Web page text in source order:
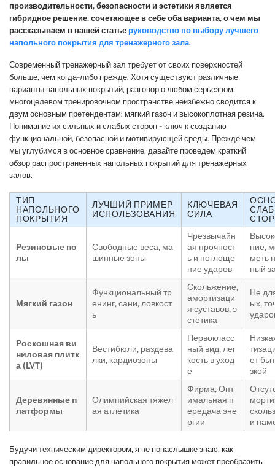
производительности, безопасности и эстетики является
гибридное решение, сочетающее в себе оба варианта, о чем мы
рассказываем в нашей статье руководство по выбору лучшего
напольного покрытия для тренажерного зала.
Современный тренажерный зал требует от своих поверхностей
больше, чем когда-либо прежде. Хотя существуют различные
варианты напольных покрытий, разговор о любом серьезном,
многоцелевом тренировочном пространстве неизбежно сводится к
двум основным претендентам: мягкий газон и высокоплотная резина.
Понимание их сильных и слабых сторон - ключ к созданию
функциональной, безопасной и мотивирующей среды. Прежде чем
мы углубимся в основное сравнение, давайте проведем краткий
обзор распространенных напольных покрытий для тренажерных
залов.
ТИП
НАПОЛЬНОГО
ПОКРЫТИЯ
ЛУЧШИЙ ПРИМЕР
ИСПОЛЬЗОВАНИЯ
КЛЮЧЕВАЯ
СИЛА
Резиновые по
лы
Свободные веса, ма
шинные зоны
Чрезвычайн
ая прочност
ь и поглоще
ние ударов
ние,
меть
ный
Мягкий газон
Функциональный тр
енинг, сани, ловкост
ь
Скольжение,
амортизаци
я суставов, э
стетика
Не
ых,
Роскошная ви
ниловая плитк
а (LVT)
Вестибюли, раздева
лки, кардиозоны
Первокласс
ный вид, лег
кость в уход
е
ет
зкой
Деревянные п
латформы
Олимпийская тяжел
ая атлетика
Фирма, Опт
имальная п
ередача эне
ргии
и
Будучи техническим директором, я не понаслышке знаю, как
правильное основание для напольного покрытия может преобразить